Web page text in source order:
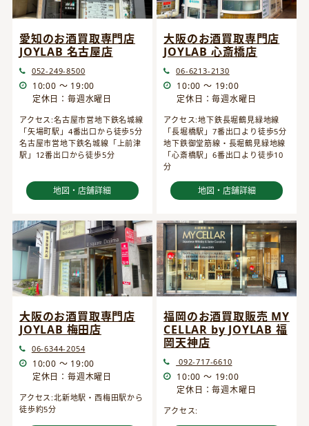
愛知のお酒買取専門店
JOYLAB 名古屋店
052-249-8500
10:00 ～ 19:00
定休日：毎週水曜日
アクセス:名古屋市営地下鉄名城線
「矢場町駅」4番出口から徒歩5分
名古屋市営地下鉄名城線「上前津
駅」12番出口から徒歩5分
地図・店舗詳細
大阪のお酒買取専門店
JOYLAB 心斎橋店
06-6213-2130
10:00 ～ 19:00
定休日：毎週水曜日
アクセス:地下鉄長堀鶴見緑地線
「長堀橋駅」7番出口より徒歩5分
地下鉄御堂筋線・長堀鶴見緑地線
「心斎橋駅」6番出口より徒歩10
分
地図・店舗詳細
大阪のお酒買取専門店
JOYLAB 梅田店
06-6344-2054
10:00 ～ 19:00
定休日：毎週木曜日
アクセス:北新地駅・西梅田駅から
徒歩約5分
福岡のお酒買取販売 MY
CELLAR by JOYLAB 福
岡天神店
092-717-6610
10:00 ～ 19:00
定休日：毎週木曜日
アクセス: